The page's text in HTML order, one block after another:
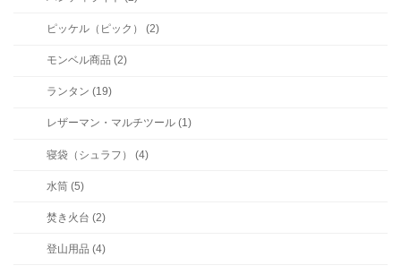
ピッケル（ピック） (2)
モンベル商品 (2)
ランタン (19)
レザーマン・マルチツール (1)
寝袋（シュラフ） (4)
水筒 (5)
焚き火台 (2)
登山用品 (4)